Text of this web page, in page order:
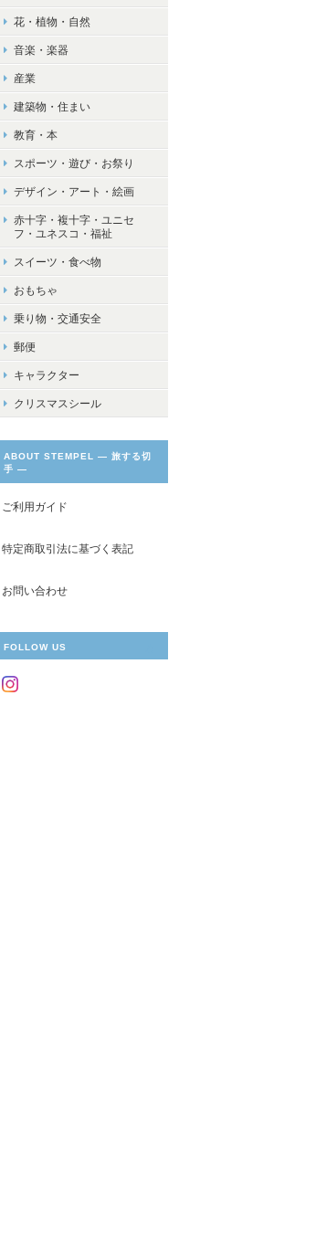
花・植物・自然
音楽・楽器
産業
建築物・住まい
教育・本
スポーツ・遊び・お祭り
デザイン・アート・絵画
赤十字・複十字・ユニセ
フ・ユネスコ・福祉
スイーツ・食べ物
おもちゃ
乗り物・交通安全
郵便
キャラクター
クリスマスシール
ABOUT STEMPEL ― 旅する切
手 ―
ご利用ガイド
特定商取引法に基づく表記
お問い合わせ
FOLLOW US